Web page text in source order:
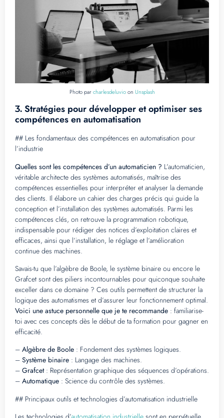
Photo parcharlesdeluvioon Unsplash
3. Stratégies pour développer et optimiser ses
compétences en automatisation
## Les fondamentaux des compétences en automatisation pour
l’industrie
Quelles sont les compétences d’un automaticien ? L’automaticien,
véritable architecte des systèmes automatisés, maîtrise des
compétences essentielles pour interpréter et analyser la demande
des clients. Il élabore un cahier des charges précis qui guide la
conception et l’installation des systèmes automatisés. Parmi les
compétences clés, on retrouve la programmation robotique,
indispensable pour rédiger des notices d’exploitation claires et
efficaces, ainsi que l’installation, le réglage et l’amélioration
continue des machines.
Savais-tu que l’algèbre de Boole, le système binaire ou encore le
Grafcet sont des piliers incontournables pour quiconque souhaite
exceller dans ce domaine ? Ces outils permettent de structurer la
logique des automatismes et d’assurer leur fonctionnement optimal.
Voici une astuce personnelle que je te recommande : familiarise-
toi avec ces concepts dès le début de ta formation pour gagner en
efficacité.
– Algèbre de Boole : Fondement des systèmes logiques.
– Système binaire : Langage des machines.
– Grafcet: Représentation graphique des séquences d’opérations.
– Automatique : Science du contrôle des systèmes.
## Principaux outils et technologies d’automatisation industrielle